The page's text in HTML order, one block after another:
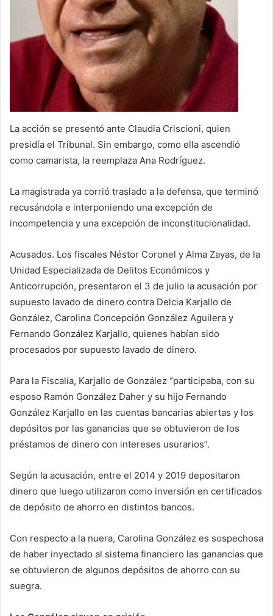
La acción se presentó ante Claudia Criscioni, quien
presidía el Tribunal. Sin embargo, como ella ascendió
como camarista, la reemplaza Ana Rodríguez.
La magistrada ya corrió traslado a la defensa, que terminó
recusándola e interponiendo una excepción de
incompetencia y una excepción de inconstitucionalidad.
Acusados. Los fiscales Néstor Coronel y Alma Zayas, de la
Unidad Especializada de Delitos Económicos y
Anticorrupción, presentaron el 3 de julio la acusación por
supuesto lavado de dinero contra Delcia Karjallo de
González, Carolina Concepción González Aguilera y
Fernando González Karjallo, quienes habían sido
procesados por supuesto lavado de dinero.
Para la Fiscalía, Karjallo de González “participaba, con su
esposo Ramón González Daher y su hijo Fernando
González Karjallo en las cuentas bancarias abiertas y los
depósitos por las ganancias que se obtuvieron de los
préstamos de dinero con intereses usurarios”.
Según la acusación, entre el 2014 y 2019 depositaron
dinero que luego utilizaron como inversión en certificados
de depósito de ahorro en distintos bancos.
Con respecto a la nuera, Carolina González es sospechosa
de haber inyectado al sistema financiero las ganancias que
se obtuvieron de algunos depósitos de ahorro con su
suegra.